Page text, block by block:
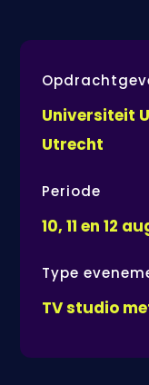
Universiteit
Utrecht
Periode
10, 11 en 12
Type
TV studio